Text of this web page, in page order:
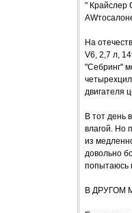
" Крайслер
На
V6, 2,7 л,
"Себринг"
двигателя
В тот день
влагой. Но
из
довольно
попытаюсь
В ДРУГОМ